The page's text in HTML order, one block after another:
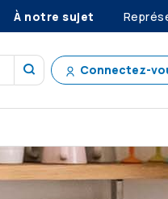
À notre sujet
Connectez-